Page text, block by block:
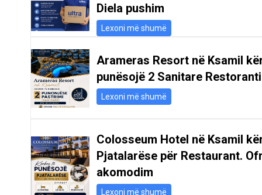
Diela pushim
Lexoni më shumë
Arameras Resort në Ksamil
punësojë 2 Sanitare Restoranti
Lexoni më shumë
Colosseum Hotel në Ksamil
Pjatalarëse për Restaurant.
akomodim
Lexoni më shumë